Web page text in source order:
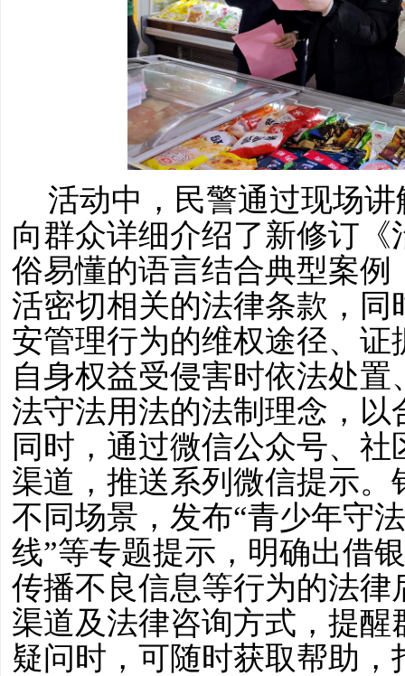
活动中，民警通过现场
向群众详细介绍了新修订
俗易懂的语言结合典型案
活密切相关的法律条款，
安管理行为的维权途径、
自身权益受侵害时依法处
法守法用法的法制理念，
同时，通过微信公众号、
渠道，推送系列微信提示
不同场景，发布“青少年守
线”等专题提示，明确出借
传播不良信息等行为的法
渠道及法律咨询方式，提
疑问时，可随时获取帮助，